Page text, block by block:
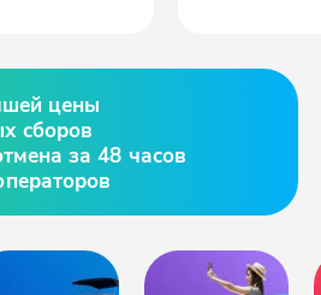
цены
сборов
за 48 часов